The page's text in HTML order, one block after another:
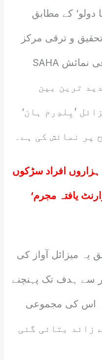
دولو‘ کے مطابق
و ترقی مرکز
نے استنبول میں جاری دفاعی نمائش SAHA
جدید ترین بین
’یِلدِرم ہان‘
پر نمائش کی ہے۔
افراد سڑکوں
یافتہ مجرم‘
یہ میزائل آواز کی
رفتار سے ہدف تک پہنچنے
اس کی مجموعی
سے زائد بتائی گئی